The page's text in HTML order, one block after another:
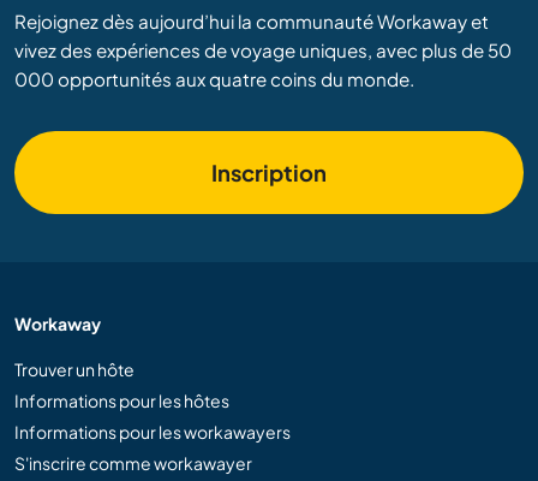
Rejoignez dès aujourd’hui la communauté Workaway et
vivez des expériences de voyage uniques, avec plus de 50
000 opportunités aux quatre coins du monde.
Inscription
Workaway
Trouver un hôte
Informations pour les hôtes
Informations pour les workawayers
S'inscrire comme workawayer